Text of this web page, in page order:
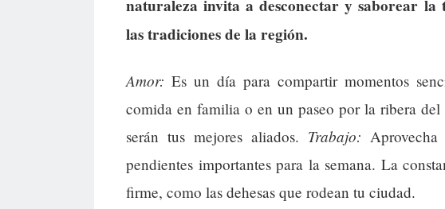
naturaleza invita a desconectar y saborear
las tradiciones de la región.
Amor: Es un día para compartir momentos
comida en familia o en un paseo por la ribera
serán tus mejores aliados. Trabajo:
pendientes importantes para la semana. La
firme, como las dehesas que rodean tu ciudad.